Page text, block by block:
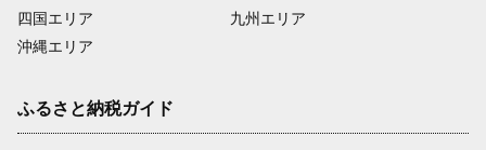
四国エリア
沖縄エリア
九州エリア
ふるさと納税ガイド